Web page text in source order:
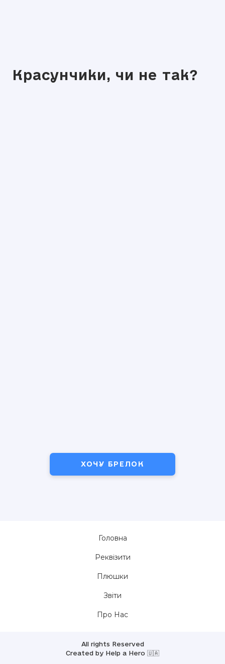
Красунчики, чи не так?
ХОЧУ БРЕЛОК
Головна
Реквізити
Плюшки
Звіти
Про Нас
All rights Reserved
Created by Help a Hero 🇺🇦